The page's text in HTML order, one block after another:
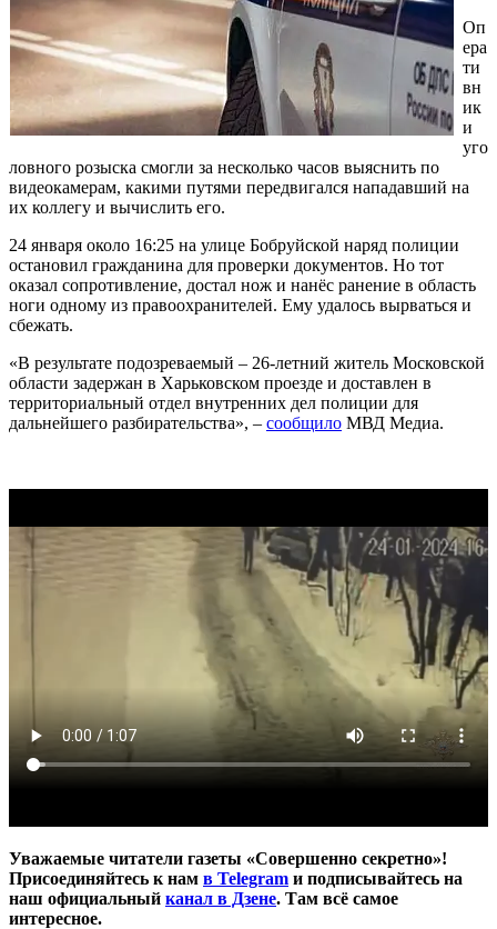
Оп
ера
ти
вн
ик
и
уго
ловного розыска смогли за несколько часов выяснить по
видеокамерам, какими путями передвигался нападавший на
их коллегу и вычислить его.
24 января около 16:25 на улице Бобруйской наряд полиции
остановил гражданина для проверки документов. Но тот
оказал сопротивление, достал нож и нанёс ранение в область
ноги одному из правоохранителей. Ему удалось вырваться и
сбежать.
«В результате подозреваемый – 26-летний житель Московской
области задержан в Харьковском проезде и доставлен в
территориальный отдел внутренних дел полиции для
дальнейшего разбирательства», – сообщило МВД Медиа.
Уважаемые читатели газеты «Совершенно секретно»!
Присоединяйтесь к нам в Telegram и подписывайтесь на
наш официальный канал в Дзене. Там всё самое
интересное.